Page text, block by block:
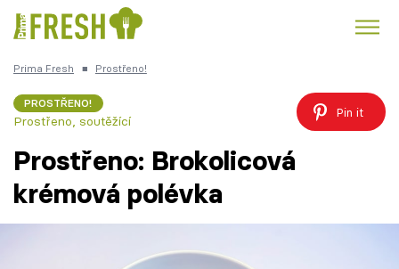
Česká kuchyně
Prima Fresh ■ Prostřeno!
PROSTŘENO!
Prostřeno, soutěžící
Pin it
Prostřeno: Brokolicová
krémová polévka